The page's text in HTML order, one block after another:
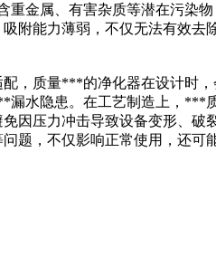
金属、有害杂质等潜在污染
附能力薄弱，不仅无法有效去
，质量***的净化器在设计时
漏水隐患。在工艺制造上，***
因压力冲击导致设备变形、破
题，不仅影响正常使用，还可